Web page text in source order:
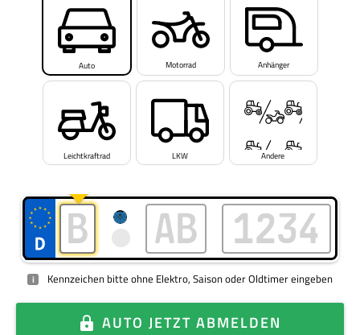
Auto Motorrad Anhänger
Leichtkraftrad LKW Andere
i Kennzeichen bitte ohne Elektro, Saison oder Oldtimer eingeben
AUTO JETZT ABMELDEN